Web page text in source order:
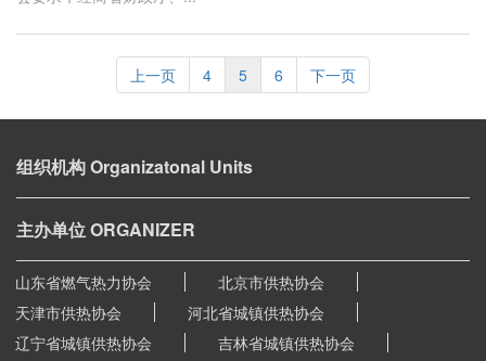
上一页 4 5 6 下一页
组织机构 Organizatonal Units
主办单位 ORGANIZER
山东省燃气热力协会
北京市供热协会
天津市供热协会
河北省城镇供热协会
辽宁省城镇供热协会
吉林省城镇供热协会